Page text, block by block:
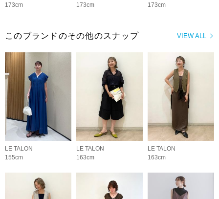
173cm
173cm
173cm
VIEW ALL
このブランドのその他のスナップ
LE TALON
155cm
LE TALON
163cm
LE TALON
163cm